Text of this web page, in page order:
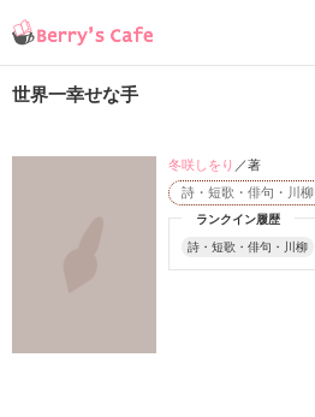
世界一幸せな手
ランクイン履歴
詩・短歌・俳句・川柳
詩・短歌・俳句・川柳
冬咲しをり ／著